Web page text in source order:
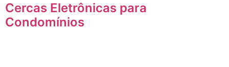
Cercas Eletrônicas para
Condomínios